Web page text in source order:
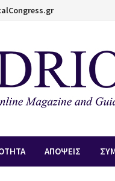
ΑΠOΨΕΙΣ